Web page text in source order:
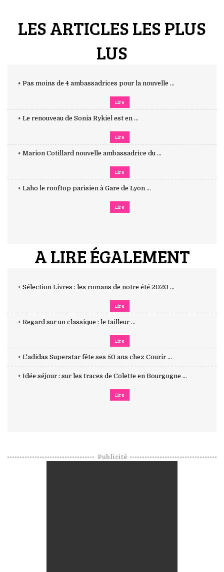
LES ARTICLES LES PLUS
LUS
+ Pas moins de 4 ambassadrices pour la nouvelle ...
Lire
+ Le renouveau de Sonia Rykiel est en ...
Lire
+ Marion Cotillard nouvelle ambassadrice du ...
Lire
+ Laho le rooftop parisien à Gare de Lyon ...
Lire
A LIRE ÉGALEMENT
+ Sélection Livres : les romans de notre été 2020 ...
Lire
+ Regard sur un classique : le tailleur ...
Lire
+ L'adidas Superstar fête ses 50 ans chez Courir ...
+ Idée séjour : sur les traces de Colette en Bourgogne ...
Lire
Publicité